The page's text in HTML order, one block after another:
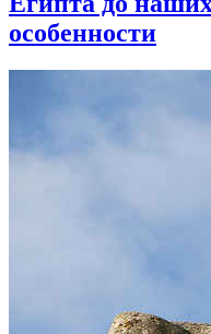
особенности